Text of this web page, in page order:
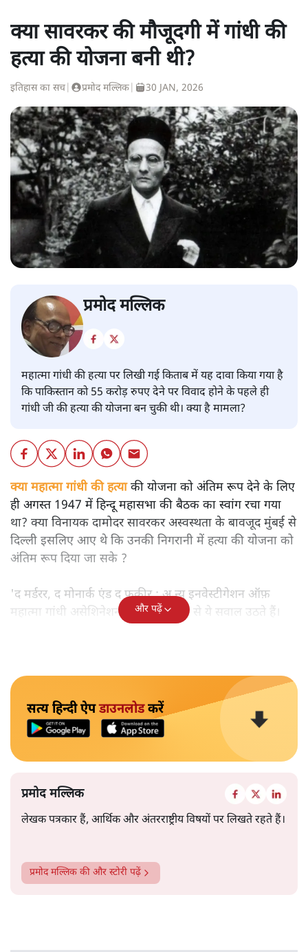
क्या सावरकर की मौजूदगी में गांधी की
हत्या की योजना बनी थी?
इतिहास का सच प्रमोद मल्लिक 30 JAN, 2026
प्रमोद मल्लिक
महात्मा गांधी की हत्या पर लिखी गई किताब में यह दावा किया गया है
कि पाकिस्तान को 55 करोड़ रुपए देने पर विवाद होने के पहले ही
गांधी जी की हत्या की योजना बन चुकी थी। क्या है मामला?
क्या महात्मा गांधी की हत्या की योजना को अंतिम रूप देने के लिए
ही अगस्त 1947 में हिन्दू महासभा की बैठक का स्वांग रचा गया
था? क्या विनायक दामोदर सावरकर अस्वस्थता के बावजूद मुंबई से
दिल्ली इसलिए आए थे कि उनकी निगरानी में हत्या की योजना को
अंतिम रूप दिया जा सके ?
'द मर्डरर, द मोनार्क एंड द फ़कीर : अ न्यू इनवेस्टीगेशन ऑफ़
महात्मा गांधी असेशिनेशन' नामक किताब से ये सवाल उठते हैं।
और पढ़ें
सत्य हिन्दी ऐपडाउनलोडकरें
प्रमोद मल्लिक
लेखक पत्रकार हैं, आर्थिक और अंतरराष्ट्रीय विषयों पर लिखते रहते हैं।
प्रमोद मल्लिक की और स्टोरी पढ़ें